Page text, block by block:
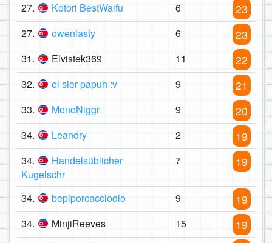
27. Kotori BestWaifu 6 23
27. oweniasty 6 23
31. Elvistek369 11 22
32. el sier papuh :v 9 21
33. MonoNiggr 9 20
34. Leandry 2 19
34.
Handelsüblicher
Kugelschr
7 19
34. bepiporcacciodio 9 19
34. MinjiReeves 15 19